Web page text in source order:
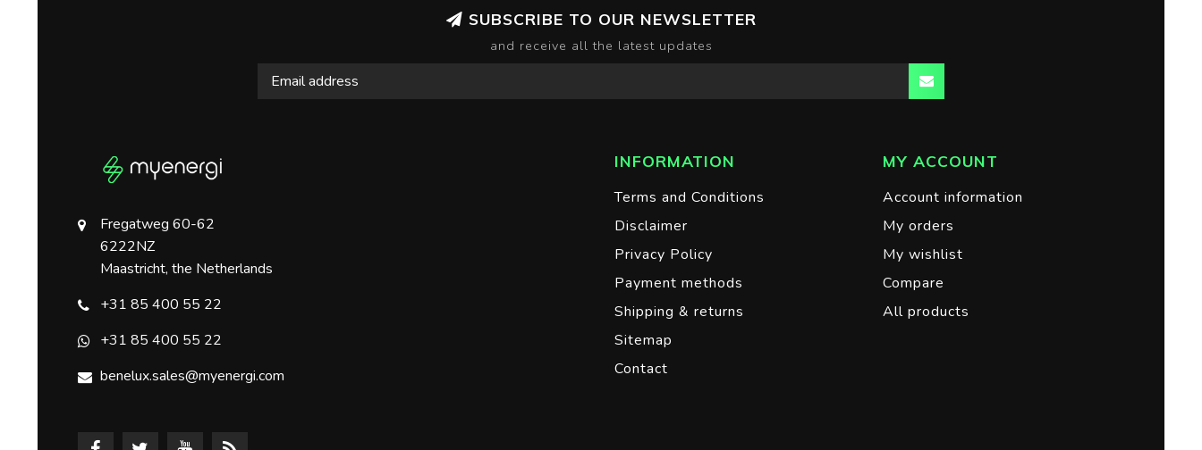
SUBSCRIBE TO OUR NEWSLETTER
and receive all the latest updates
Fregatweg 60-62
6222NZ
Maastricht, the Netherlands
+31 85 400 55 22
+31 85 400 55 22
benelux.sales@myenergi.com
INFORMATION
Terms and Conditions
Disclaimer
Privacy Policy
Payment methods
Shipping & returns
Sitemap
Contact
MY ACCOUNT
Account information
My orders
My wishlist
Compare
All products